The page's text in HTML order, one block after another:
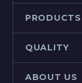
PRODUCTS
QUALITY
ABOUT US